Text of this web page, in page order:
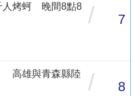
人烤蚵 晚間8點8
/ 7
高雄與青森縣陸
/ 8